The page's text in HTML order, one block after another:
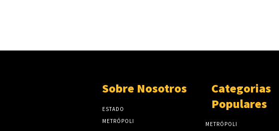
Sobre Nosotros
ESTADO
METRÓPOLI
Categorias
Populares
METRÓPOLI